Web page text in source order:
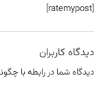
[ratemypost]
دیدگاه کاربران
دیدگاه شما در رابطه با